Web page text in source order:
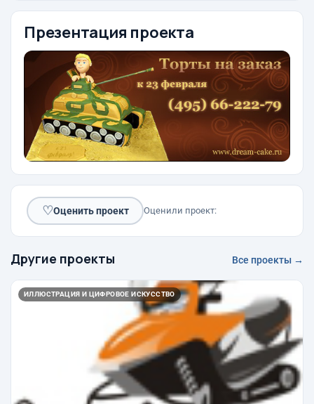
Презентация проекта
♡Оценить проект Оценили проект:
Другие проекты Все проекты →
ИЛЛЮСТРАЦИЯ И ЦИФРОВОЕ ИСКУССТВО